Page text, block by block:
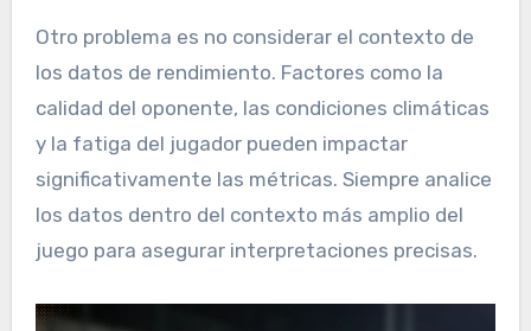
Otro problema es no considerar el contexto de
los datos de rendimiento. Factores como la
calidad del oponente, las condiciones climáticas
y la fatiga del jugador pueden impactar
significativamente las métricas. Siempre analice
los datos dentro del contexto más amplio del
juego para asegurar interpretaciones precisas.